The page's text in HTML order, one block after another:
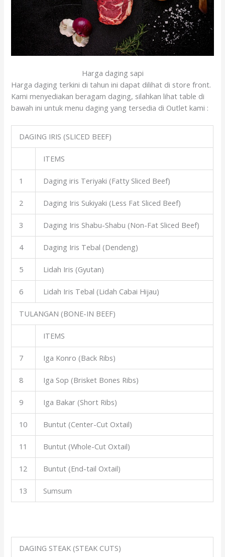
Harga daging sapi
Harga daging terkini di tahun ini dapat dilihat di store front.
Kami menyediakan beragam daging, silahkan lihat table di
bawah ini untuk menu daging yang tersedia di Outlet kami :
DAGING IRIS (SLICED BEEF)
ITEMS
1 Daging iris Teriyaki (Fatty Sliced Beef)
2 Daging Iris Sukiyaki (Less Fat Sliced Beef)
3 Daging Iris Shabu-Shabu (Non-Fat Sliced Beef)
4 Daging Iris Tebal (Dendeng)
5 Lidah Iris (Gyutan)
6 Lidah Iris Tebal (Lidah Cabai Hijau)
TULANGAN (BONE-IN BEEF)
ITEMS
7 Iga Konro (Back Ribs)
8 Iga Sop (Brisket Bones Ribs)
9 Iga Bakar (Short Ribs)
10 Buntut (Center-Cut Oxtail)
11 Buntut (Whole-Cut Oxtail)
12 Buntut (End-tail Oxtail)
13 Sumsum
DAGING STEAK (STEAK CUTS)